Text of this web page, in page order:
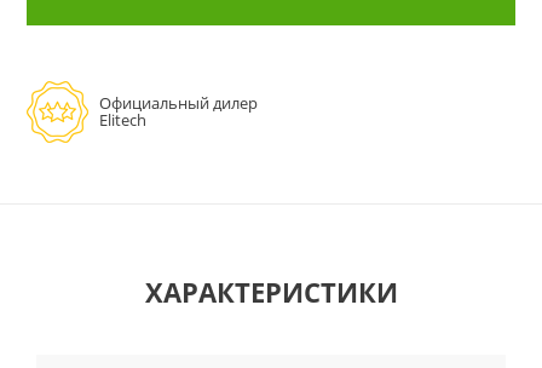
Официальный дилер
Elitech
ХАРАКТЕРИСТИКИ